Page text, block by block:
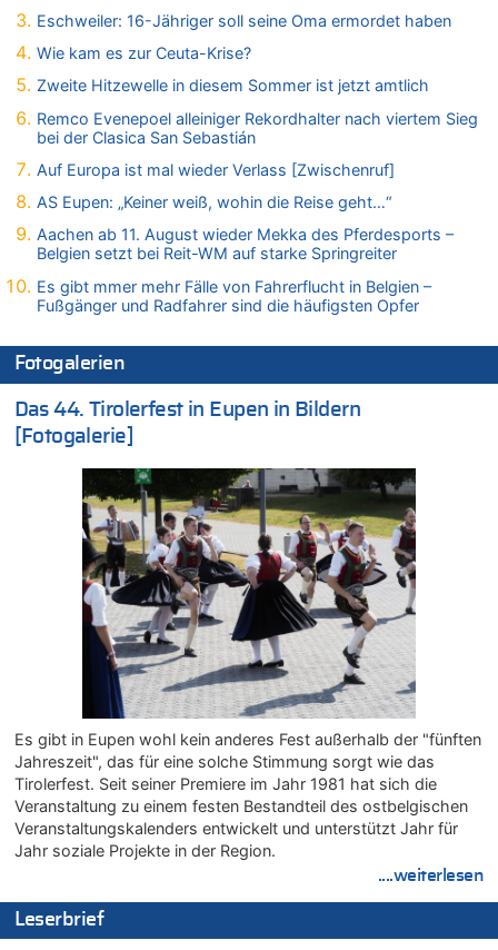
07.08.2026 - 13:20 von JoKrings zu
Tempolimit in 30er-Zonen – Untersuchung von Vias
07.08.2026 - 13:04 von Kein Raser zu
In Belgien missachten zwei von drei Autofahrern das
Tempolimit in 30er-Zonen – Untersuchung von Vias
07.08.2026 - 13:01 von Experten? zu
Tempolimit in 30er-Zonen – Untersuchung von Vias
07.08.2026 - 12:43 von JoKrings zu
Zweite Hitzewelle in diesem Sommer ist jetzt amtlich
07.08.2026 - 12:31 von Fassungslos zu
In Belgien missachten zwei von drei Autofahrern das
07.08.2026 - 11:31 von Zuhörer zu
In Belgien missachten zwei von drei Autofahrern das
Tempolimit in 30er-Zonen – Untersuchung von Vias
07.08.2026 - 11:23 von Dax zu
In Belgien missachten zwei von drei Autofahrern das
Tempolimit in 30er-Zonen – Untersuchung von Vias
07.08.2026 - 11:20 von JoKrings zu
In Belgien missachten zwei von drei Autofahrern das
Tempolimit in 30er-Zonen – Untersuchung von Vias
07.08.2026 - 11:15 von Dax zu
Wie kam es zur Ceuta-Krise?
07.08.2026 - 11:12 von Frage zu
Wasserstand des Rheins in NRW so niedrig wie noch nie
07.08.2026 - 10:29 von Soso zu
Aachen ab 11. August wieder Mekka des Pferdesports –
Belgien setzt bei Reit-WM auf starke Springreiter
07.08.2026 - 10:23 von Opa zu
In Belgien missachten zwei von drei Autofahrern das
Tempolimit in 30er-Zonen – Untersuchung von Vias
07.08.2026 - 10:05 von Ostbelgien Direkt zu
Soll Belgien Tempolimit auf Autobahnen erhöhen? – In
07.08.2026 - 10:05 von N. A. Klar zu
In Belgien missachten zwei von drei Autofahrern das
Eschweiler: 16-Jähriger soll seine Oma ermordet haben
Wie kam es zur Ceuta-Krise?
Zweite Hitzewelle in diesem Sommer ist jetzt amtlich
Remco Evenepoel alleiniger Rekordhalter nach viertem Sieg
bei der Clasica San Sebastián
Auf Europa ist mal wieder Verlass [Zwischenruf]
AS Eupen: „Keiner weiß, wohin die Reise geht…“
Aachen ab 11. August wieder Mekka des Pferdesports –
Belgien setzt bei Reit-WM auf starke Springreiter
Es gibt mmer mehr Fälle von Fahrerflucht in Belgien –
Fußgänger und Radfahrer sind die häufigsten Opfer
Fotogalerien
Das 44. Tirolerfest in Eupen in Bildern
[Fotogalerie]
Es gibt in Eupen wohl kein anderes Fest außerhalb der "fünften
Jahreszeit", das für eine solche Stimmung sorgt wie das
Tirolerfest. Seit seiner Premiere im Jahr 1981 hat sich die
Veranstaltung zu einem festen Bestandteil des ostbelgischen
Veranstaltungskalenders entwickelt und unterstützt Jahr für
Jahr soziale Projekte in der Region.
....weiterlesen
Leserbrief